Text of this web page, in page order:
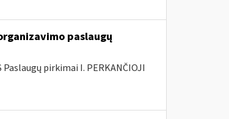
paslaugų
Paslaugų pirkimai I. PERKANČIOJI